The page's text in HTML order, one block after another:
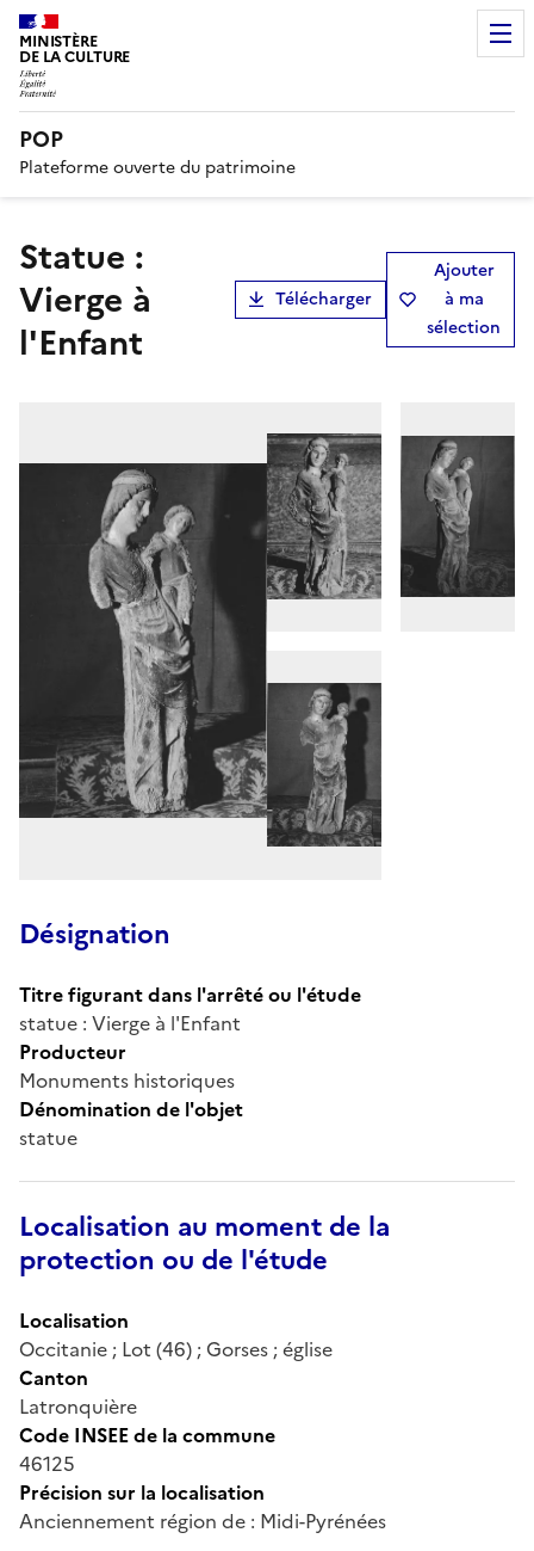
MINISTÈRE
DE LA CULTURE
POP
Plateforme ouverte du patrimoine
statue :
Vierge à
l'Enfant
Télécharger
Ajouter
à ma
sélection
Désignation
Titre figurant dans l'arrêté ou l'étude
statue : Vierge à l'Enfant
Producteur
Monuments historiques
Dénomination de l'objet
statue
Localisation au moment de la
protection ou de l'étude
Localisation
Occitanie ; Lot (46) ; Gorses ; église
Canton
Latronquière
Code INSEE de la commune
46125
Précision sur la localisation
Anciennement région de : Midi-Pyrénées